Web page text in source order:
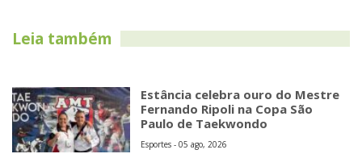
Leia também
Estância celebra ouro do Mestre
Fernando Ripoli na Copa São
Paulo de Taekwondo
Esportes - 05 ago, 2026